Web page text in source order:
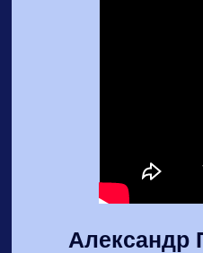
Александр